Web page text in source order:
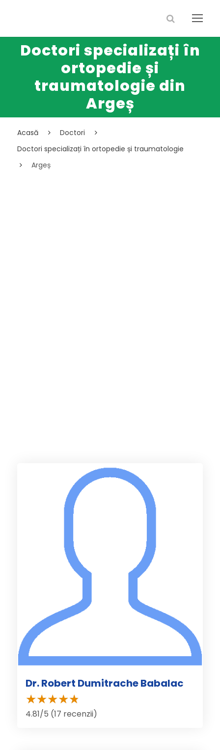
Doctori specializați în
ortopedie și
traumatologie din
Argeș
Acasă
Doctori
Doctori specializați în ortopedie și traumatologie
Argeș
Dr. Robert Dumitrache Babalac
4.81/5 (17 recenzii)